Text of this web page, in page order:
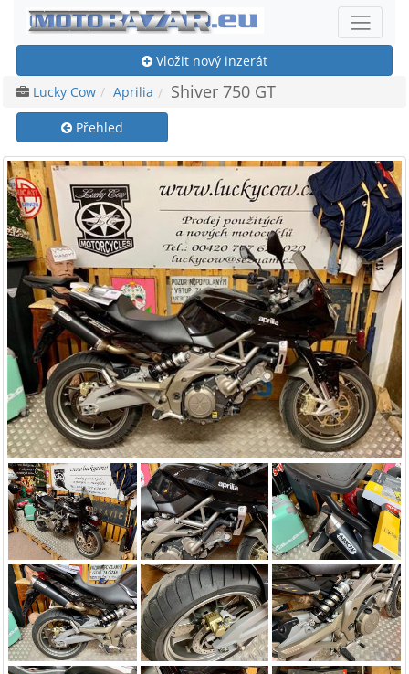
Vložit nový inzerát
Lucky Cow
Aprilia Shiver 750 GT
Přehled